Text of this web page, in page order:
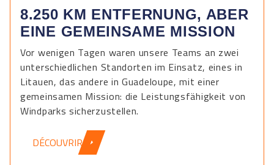
8.250 KM ENTFERNUNG, ABER
EINE GEMEINSAME MISSION
Vor wenigen Tagen waren unsere Teams an zwei
unterschiedlichen Standorten im Einsatz, eines in
Litauen, das andere in Guadeloupe, mit einer
gemeinsamen Mission: die Leistungsfähigkeit von
Windparks sicherzustellen.
DÉCOUVRIR